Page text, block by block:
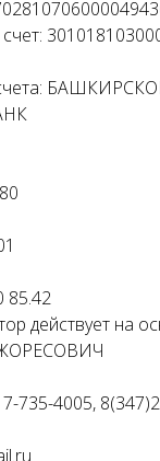
85.42
действует на
735-4005,